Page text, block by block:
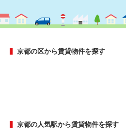
京都の区から賃貸物件を探す
京都の人気駅から賃貸物件を探す